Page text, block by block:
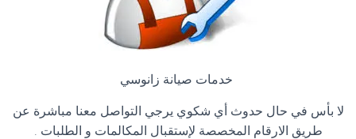
خدمات صيانة زانوسي
لا بأس في حال حدوث أي شكوي يرجي التواصل معنا مباشرة عن
طريق الارقام المخصصة لإستقبال المكالمات و الطلبات .